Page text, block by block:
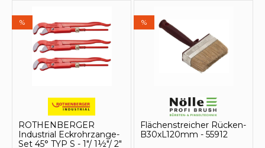
%
ROTHENBERGER
Industrial Eckrohrzange-
Set 45° TYP S - 1"/ 1½"/ 2"
%
Flächenstreicher Rücken-
B30xL120mm - 55912